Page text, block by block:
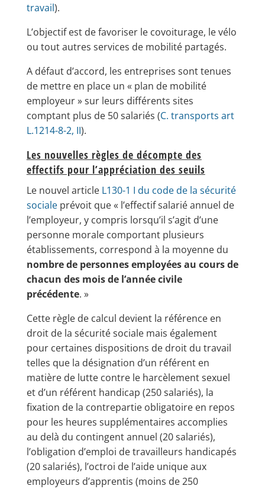
travail).
L’objectif est de favoriser le covoiturage, le vélo
ou tout autres services de mobilité partagés.
A défaut d’accord, les entreprises sont tenues
de mettre en place un « plan de mobilité
employeur » sur leurs différents sites
comptant plus de 50 salariés (C. transports art
L.1214-8-2, II).
Les nouvelles règles de décompte des
effectifs pour l’appréciation des seuils
Le nouvel article L130-1 I du code de la sécurité
socialeprévoit que « l’effectif salarié annuel de
l’employeur, y compris lorsqu’il s’agit d’une
personne morale comportant plusieurs
établissements, correspond à la moyenne du
nombre de personnes employées au cours de
chacun des mois de l’année civile
précédente. »
Cette règle de calcul devient la référence en
droit de la sécurité sociale mais également
pour certaines dispositions de droit du travail
telles que la désignation d’un référent en
matière de lutte contre le harcèlement sexuel
et d’un référent handicap (250 salariés), la
fixation de la contrepartie obligatoire en repos
pour les heures supplémentaires accomplies
au delà du contingent annuel (20 salariés),
l’obligation d’emploi de travailleurs handicapés
(20 salariés), l’octroi de l’aide unique aux
employeurs d’apprentis (moins de 250